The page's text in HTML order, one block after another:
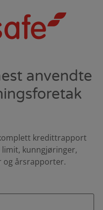
anvendte
kredittrapport
kunngjøringer,
og årsrapporter.